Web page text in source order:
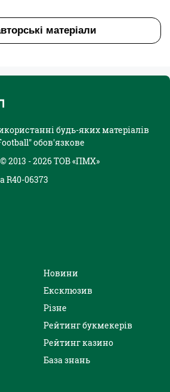
матеріали
будь-яких матеріалів
обов'язкове
2013 - 2026 ТОВ «ПМХ»
R40-06373
Новини
Ексклюзив
Різне
Рейтинг букмекерів
Рейтинг казино
База знань